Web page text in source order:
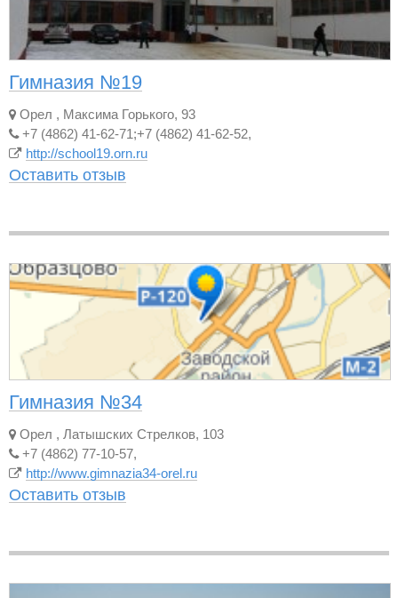
Гимназия №19
Орел , Максима Горького, 93
+7 (4862) 41-62-71;+7 (4862) 41-62-52,
http://school19.orn.ru
Оставить отзыв
Гимназия №34
Орел , Латышских Стрелков, 103
+7 (4862) 77-10-57,
http://www.gimnazia34-orel.ru
Оставить отзыв